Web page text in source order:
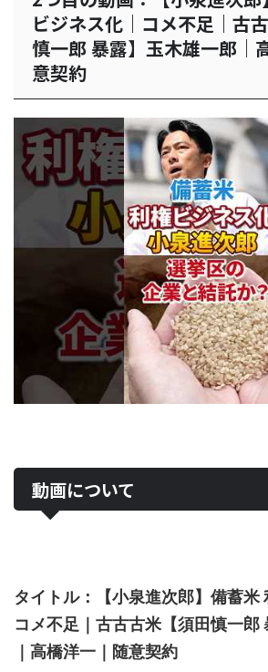
ビジネス化｜コメ不足｜古
慎一郎 暴露】玉木雄一郎｜
意契約
動画について
タイトル：【小泉進次郎】備蓄米
コメ不足｜古古古米【須田慎一郎
｜高橋洋一｜随意契約